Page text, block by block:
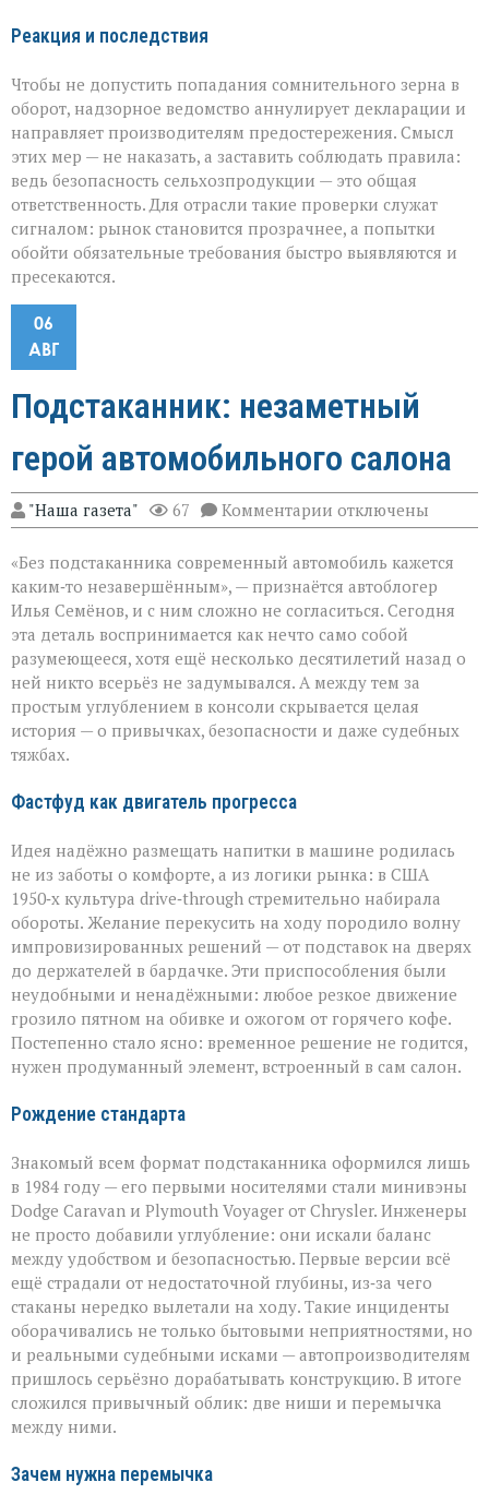
Реакция и последствия
Чтобы не допустить попадания сомнительного зерна в
оборот, надзорное ведомство аннулирует декларации и
направляет производителям предостережения. Смысл
этих мер — не наказать, а заставить соблюдать правила:
ведь безопасность сельхозпродукции — это общая
ответственность. Для отрасли такие проверки служат
сигналом: рынок становится прозрачнее, а попытки
обойти обязательные требования быстро выявляются и
пресекаются.
06
АВГ
Подстаканник: незаметный
герой автомобильного салона
"Наша газета" 67 Комментарии к
записи
незаметный
герой
автомобильного
салона
отключены
«Без подстаканника современный автомобиль кажется
каким‑то незавершённым», — признаётся автоблогер
Илья Семёнов, и с ним сложно не согласиться. Сегодня
эта деталь воспринимается как нечто само собой
разумеющееся, хотя ещё несколько десятилетий назад о
ней никто всерьёз не задумывался. А между тем за
простым углублением в консоли скрывается целая
история — о привычках, безопасности и даже судебных
тяжбах.
Фастфуд как двигатель прогресса
Идея надёжно размещать напитки в машине родилась
не из заботы о комфорте, а из логики рынка: в США
1950‑х культура drive‑through стремительно набирала
обороты. Желание перекусить на ходу породило волну
импровизированных решений — от подставок на дверях
до держателей в бардачке. Эти приспособления были
неудобными и ненадёжными: любое резкое движение
грозило пятном на обивке и ожогом от горячего кофе.
Постепенно стало ясно: временное решение не годится,
нужен продуманный элемент, встроенный в сам салон.
Рождение стандарта
Знакомый всем формат подстаканника оформился лишь
в 1984 году — его первыми носителями стали минивэны
Dodge Caravan и Plymouth Voyager от Chrysler. Инженеры
не просто добавили углубление: они искали баланс
между удобством и безопасностью. Первые версии всё
ещё страдали от недостаточной глубины, из‑за чего
стаканы нередко вылетали на ходу. Такие инциденты
оборачивались не только бытовыми неприятностями, но
и реальными судебными исками — автопроизводителям
пришлось серьёзно дорабатывать конструкцию. В итоге
сложился привычный облик: две ниши и перемычка
между ними.
Зачем нужна перемычка